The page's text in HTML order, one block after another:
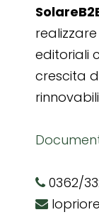
editoriali
crescita
0362/